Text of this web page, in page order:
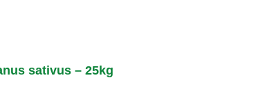
sativus – 25kg